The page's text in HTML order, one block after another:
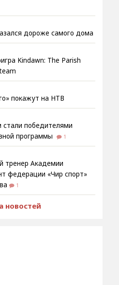
дороже самого дома
Kindawn: The Parish
покажут на НТВ
стали победителями
программы
1
тренер Академии
федерации «Чир спорт»
1
новостей